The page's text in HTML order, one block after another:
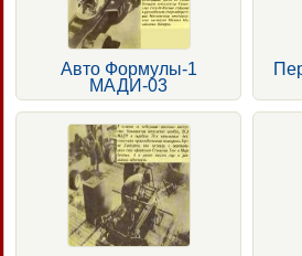
Авто Формулы-1
МАДИ-03